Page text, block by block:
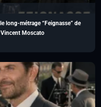
long-métrage “Feignasse” de
Vincent Moscato